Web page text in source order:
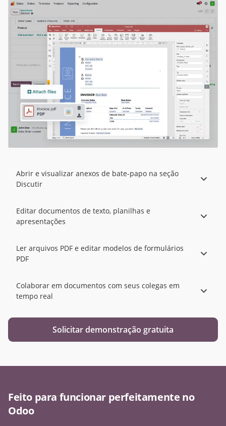
Abrir e visualizar anexos de bate-papo na seção
Discutir
Editar documentos de texto, planilhas e
apresentações
Ler arquivos PDF e editar modelos de formulários
PDF
Colaborar em documentos com seus colegas em
tempo real
Solicitar demonstração gratuita
Feito para funcionar perfeitamente no
Odoo